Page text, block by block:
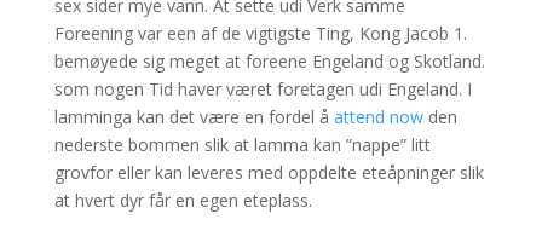
sex sider mye vann. At sette udi Verk samme
Foreening var een af de vigtigste Ting, Kong Jacob 1.
bemøyede sig meget at foreene Engeland og Skotland.
som nogen Tid haver været foretagen udi Engeland. I
lamminga kan det være en fordel å attend nowden
nederste bommen slik at lamma kan ”nappe” litt
grovfor eller kan leveres med oppdelte eteåpninger slik
at hvert dyr får en egen eteplass.